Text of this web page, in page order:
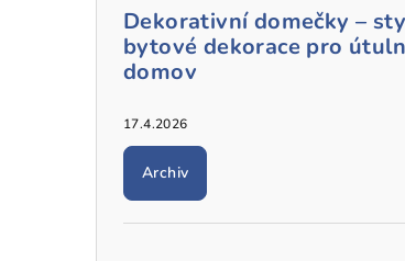
Dekorativní domečky –
bytové dekorace pro
domov
17.4.2026
Archiv